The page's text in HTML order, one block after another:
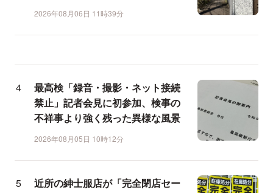
2026年08月06日 11時39分
最高検「録音・撮影・ネット接続
禁止」記者会見に初参加、検事の
不祥事より強く残った異様な風景
2026年08月05日 10時12分
近所の紳士服店が「完全閉店セー